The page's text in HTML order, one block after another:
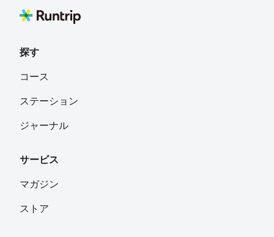
Kenji Tomita(トミー)冨田憲二
探す
コース
ステーション
ジャーナル
サービス
マガジン
ストア